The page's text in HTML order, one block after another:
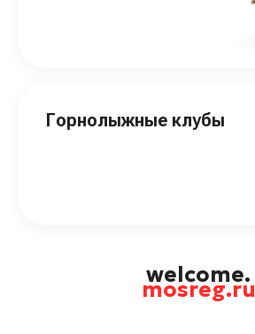
Горнолыжные клубы
welcome.
mosreg.ru